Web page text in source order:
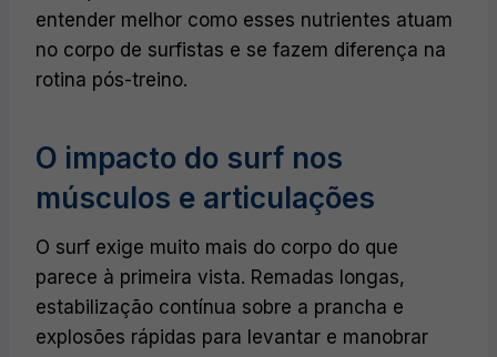
entender melhor como esses nutrientes atuam
no corpo de surfistas e se fazem diferença na
rotina pós-treino.
O impacto do surf nos
músculos e articulações
O surf exige muito mais do corpo do que
parece à primeira vista. Remadas longas,
estabilização contínua sobre a prancha e
explosões rápidas para levantar e manobrar